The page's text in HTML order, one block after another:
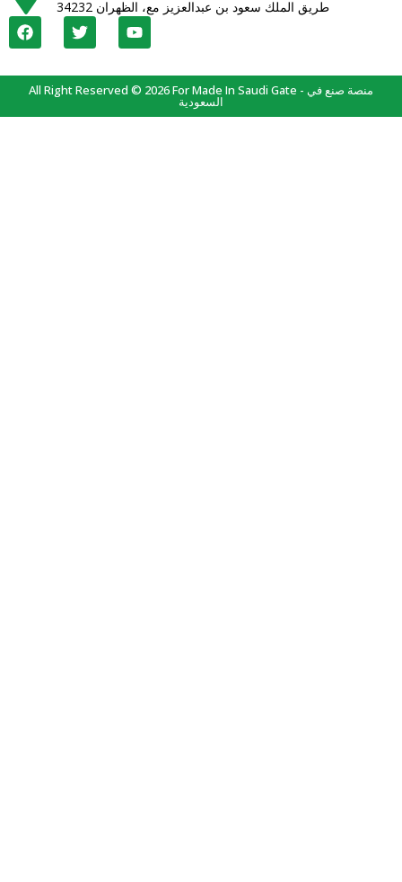
طريق الملك سعود بن عبدالعزيز مع، الظهران 34232
All Right Reserved © 2026 For Made In Saudi Gate - منصة صنع في
السعودية